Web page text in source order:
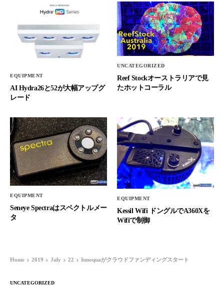
EQUIPMENT
AI Hydra26と52が大幅アップグ
レード
UNCATEGORIZED
Reef Stockオーストラリアで見
たホットコーラル
EQUIPMENT
Seneye Spectraはスペクトルメー
タ
EQUIPMENT
Kessil Wifi ドングルでA360Xを
Wifiで制御
Home 2019 July 22 Innoquaがクラウドファンディングスタート
UNCATEGORIZED